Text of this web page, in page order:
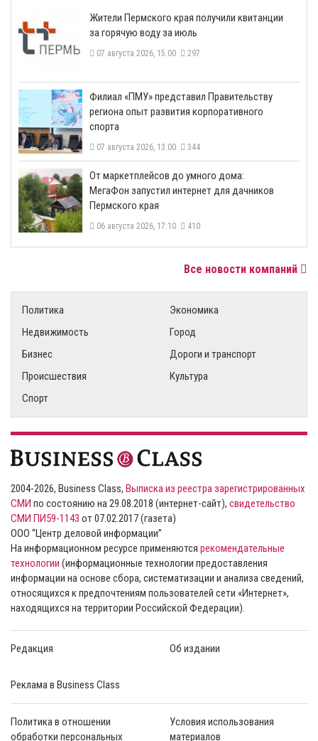
​Жители Пермского края получили квитанции
за горячую воду за июль
07 августа 2026, 15:00 297
​Филиал «ПМУ» представил Правительству
региона опыт развития корпоративного
спорта
07 августа 2026, 13:00 344
От маркетплейсов до умного дома:
МегаФон запустил интернет для дачников
Пермского края
06 августа 2026, 17:10 410
Все новости компаний
Политика
Экономика
Недвижимость
Город
Бизнес
Дороги и транспорт
Происшествия
Культура
Спорт
2004-2026, Business Class, Выписка из реестра зарегистрированных
СМИ по состоянию на 29.08.2018 (интернет-сайт), свидетельство
СМИ ПИ59-1143 от 07.02.2017 (газета)
ООО “Центр деловой информации”
На информационном ресурсе применяются рекомендательные
технологии (информационные технологии предоставления
информации на основе сбора, систематизации и анализа сведений,
относящихся к предпочтениям пользователей сети «Интернет»,
находящихся на территории Российской Федерации).
Редакция Об издании
Реклама в Business Class
Политика в отношении
обработки персональных
Условия использования
материалов